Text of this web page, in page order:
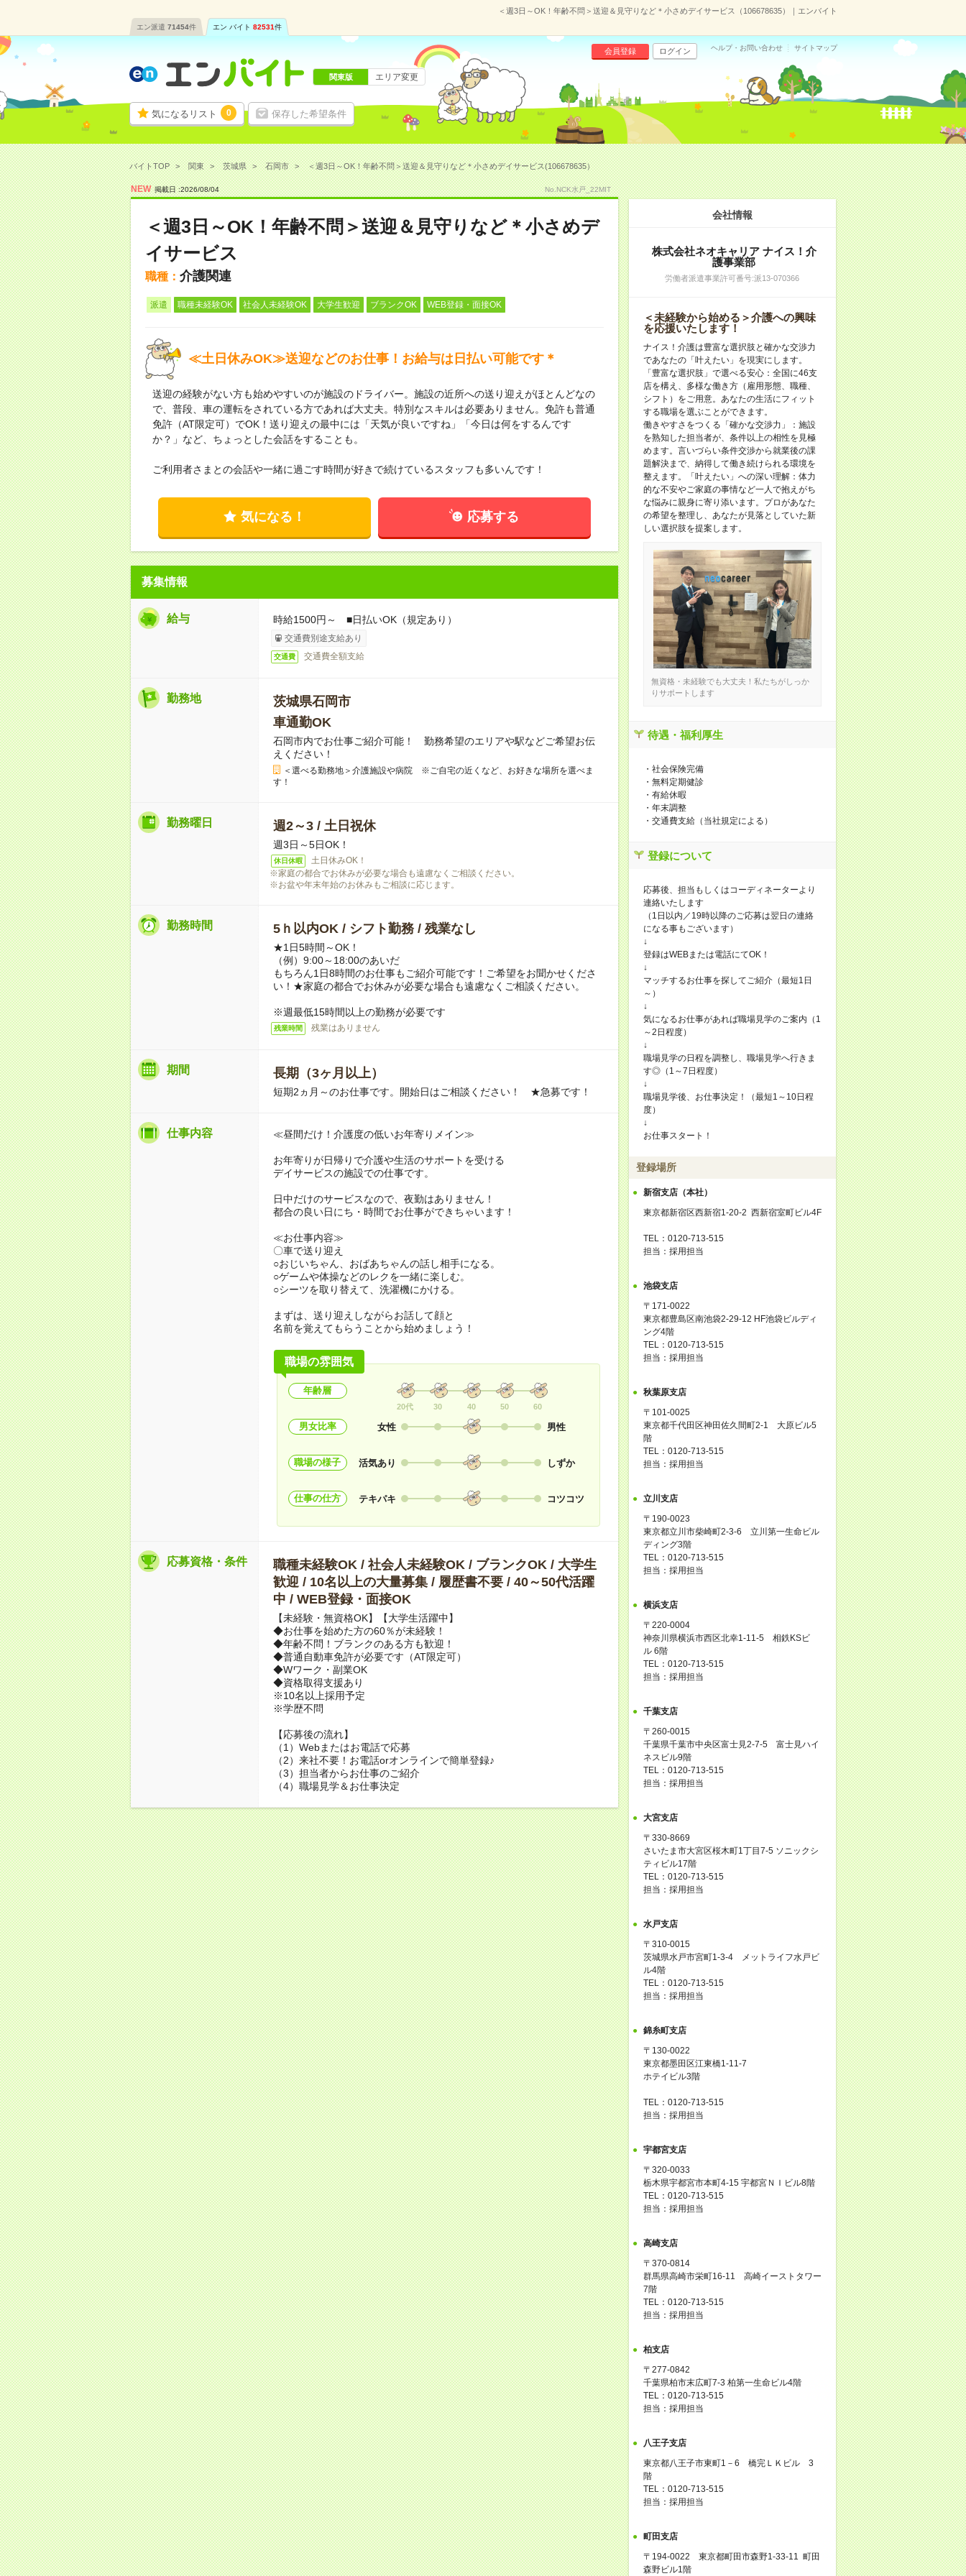
＜週3日～OK！年齢不問＞送迎＆見守りなど＊小さめデイサービス（106678635）｜エンバイト
エン派遣 71454件 エン バイト 82531件
気になるリスト 0 保存した希望条件
会員登録 ログイン ヘルプ・お問い合わせ サイトマップ
関東版 エリア変更
バイトTOP 関東 茨城県 石岡市 ＜週3日～OK！年齢不問＞送迎＆見守りなど＊小さめデイサービス(106678635）
NEW 掲載日 :2026/08/04 No.NCK水戸_22MIT
＜週3日～OK！年齢不問＞送迎＆見守りなど＊小さめデ
イサービス
職種： 介護関連
派遣 職種未経験OK 社会人未経験OK 大学生歓迎 ブランクOK WEB登録・面接OK
≪土日休みOK≫送迎などのお仕事！お給与は日払い可能です＊
送迎の経験がない方も始めやすいのが施設のドライバー。施設の近所への送り迎えがほとんどなの
で、普段、車の運転をされている方であれば大丈夫。特別なスキルは必要ありません。免許も普通
免許（AT限定可）でOK！送り迎えの最中には「天気が良いですね」「今日は何をするんです
か？」など、ちょっとした会話をすることも。
ご利用者さまとの会話や一緒に過ごす時間が好きで続けているスタッフも多いんです！
気になる！ 応募する
募集情報
給与 時給1500円～ ■日払いOK（規定あり）
交通費別途支給あり
交通費 交通費全額支給
勤務地
茨城県石岡市
車通勤OK
石岡市内でお仕事ご紹介可能！ 勤務希望のエリアや駅などご希望お伝
えください！
＜選べる勤務地＞介護施設や病院 ※ご自宅の近くなど、お好きな場所を選べま
す！
勤務曜日 週2～3 / 土日祝休
週3日～5日OK！
休日休暇
土日休みOK！
※家庭の都合でお休みが必要な場合も遠慮なくご相談ください。
※お盆や年末年始のお休みもご相談に応じます。
勤務時間 5ｈ以内OK / シフト勤務 / 残業なし
★1日5時間～OK！
（例）9:00～18:00のあいだ
もちろん1日8時間のお仕事もご紹介可能です！ご希望をお聞かせくださ
い！★家庭の都合でお休みが必要な場合も遠慮なくご相談ください。
※週最低15時間以上の勤務が必要です
残業時間 残業はありません
期間 長期（3ヶ月以上）
短期2ヵ月～のお仕事です。開始日はご相談ください！ ★急募です！
仕事内容 ≪昼間だけ！介護度の低いお年寄りメイン≫
お年寄りが日帰りで介護や生活のサポートを受ける
デイサービスの施設での仕事です。
日中だけのサービスなので、夜勤はありません！
都合の良い日にち・時間でお仕事ができちゃいます！
≪お仕事内容≫
〇車で送り迎え
○おじいちゃん、おばあちゃんの話し相手になる。
○ゲームや体操などのレクを一緒に楽しむ。
○シーツを取り替えて、洗濯機にかける。
まずは、送り迎えしながらお話して顔と
名前を覚えてもらうことから始めましょう！
職場の雰囲気
年齢層
20代 30 40 50 60
男女比率 女性 男性
職場の様子 活気あり しずか
仕事の仕方 テキパキ コツコツ
応募資格・条件
職種未経験OK / 社会人未経験OK / ブランクOK / 大学生
歓迎 / 10名以上の大量募集 / 履歴書不要 / 40～50代活躍
中 / WEB登録・面接OK
【未経験・無資格OK】【大学生活躍中】
◆お仕事を始めた方の60％が未経験！
◆年齢不問！ブランクのある方も歓迎！
◆普通自動車免許が必要です（AT限定可）
◆Wワーク・副業OK
◆資格取得支援あり
※10名以上採用予定
※学歴不問
【応募後の流れ】
（1）Webまたはお電話で応募
（2）来社不要！お電話orオンラインで簡単登録♪
（3）担当者からお仕事のご紹介
（4）職場見学＆お仕事決定
会社情報
株式会社ネオキャリア ナイス！介
護事業部
労働者派遣事業許可番号:派13-070366
＜未経験から始める＞介護への興味
を応援いたします！
ナイス！介護は豊富な選択肢と確かな交渉力
であなたの「叶えたい」を現実にします。
「豊富な選択肢」で選べる安心：全国に46支
店を構え、多様な働き方（雇用形態、職種、
シフト）をご用意。あなたの生活にフィット
する職場を選ぶことができます。
働きやすさをつくる「確かな交渉力」：施設
を熟知した担当者が、条件以上の相性を見極
めます。言いづらい条件交渉から就業後の課
題解決まで、納得して働き続けられる環境を
整えます。「叶えたい」への深い理解：体力
的な不安やご家庭の事情など一人で抱えがち
な悩みに親身に寄り添います。プロがあなた
の希望を整理し、あなたが見落としていた新
しい選択肢を提案します。
無資格・未経験でも大丈夫！私たちがしっか
りサポートします
待遇・福利厚生
・社会保険完備
・無料定期健診
・有給休暇
・年末調整
・交通費支給（当社規定による）
登録について
応募後、担当もしくはコーディネーターより
連絡いたします
（1日以内／19時以降のご応募は翌日の連絡
になる事もございます）
↓
登録はWEBまたは電話にてOK！
↓
マッチするお仕事を探してご紹介（最短1日
～）
↓
気になるお仕事があれば職場見学のご案内（1
～2日程度）
↓
職場見学の日程を調整し、職場見学へ行きま
す◎（1～7日程度）
↓
職場見学後、お仕事決定！（最短1～10日程
度）
↓
お仕事スタート！
登録場所
新宿支店（本社）
東京都新宿区西新宿1-20-2 西新宿室町ビル4F
TEL：0120-713-515
担当：採用担当
池袋支店
〒171-0022
東京都豊島区南池袋2-29-12 HF池袋ビルディ
ング4階
TEL：0120-713-515
担当：採用担当
秋葉原支店
〒101-0025
東京都千代田区神田佐久間町2-1 大原ビル5
階
TEL：0120-713-515
担当：採用担当
立川支店
〒190-0023
東京都立川市柴崎町2-3-6 立川第一生命ビル
ディング3階
TEL：0120-713-515
担当：採用担当
横浜支店
〒220-0004
神奈川県横浜市西区北幸1-11-5 相鉄KSビ
ル 6階
TEL：0120-713-515
担当：採用担当
千葉支店
〒260-0015
千葉県千葉市中央区富士見2-7-5 富士見ハイ
ネスビル9階
TEL：0120-713-515
担当：採用担当
大宮支店
〒330-8669
さいたま市大宮区桜木町1丁目7-5 ソニックシ
ティビル17階
TEL：0120-713-515
担当：採用担当
水戸支店
〒310-0015
茨城県水戸市宮町1-3-4 メットライフ水戸ビ
ル4階
TEL：0120-713-515
担当：採用担当
錦糸町支店
〒130-0022
東京都墨田区江東橋1-11-7
ホテイビル3階
TEL：0120-713-515
担当：採用担当
宇都宮支店
〒320-0033
栃木県宇都宮市本町4-15 宇都宮ＮＩビル8階
TEL：0120-713-515
担当：採用担当
高崎支店
〒370-0814
群馬県高崎市栄町16-11 高崎イーストタワー
7階
TEL：0120-713-515
担当：採用担当
柏支店
〒277-0842
千葉県柏市末広町7-3 柏第一生命ビル4階
TEL：0120-713-515
担当：採用担当
八王子支店
東京都八王子市東町1－6 橋完ＬＫビル 3
階
TEL：0120-713-515
担当：採用担当
町田支店
〒194-0022 東京都町田市森野1-33-11 町田
森野ビル1階